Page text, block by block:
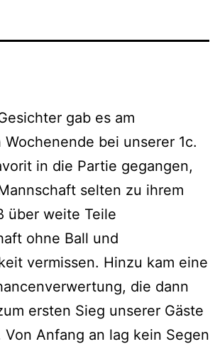
gab es am
bei unserer 1c.
in die Partie gegangen,
selten zu ihrem
über weite Teile
ohne Ball und
vermissen. Hinzu kam eine
die dann
ersten Sieg unserer Gäste
Anfang an lag kein Segen